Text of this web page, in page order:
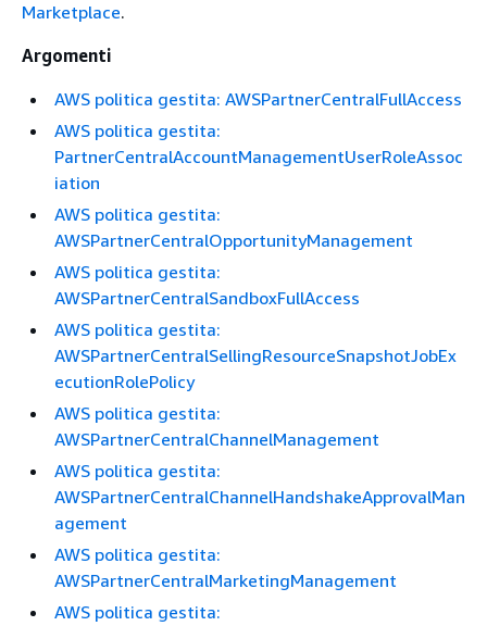
Marketplace.
Argomenti
AWS politica gestita: AWSPartnerCentralFullAccess
AWS politica gestita:
PartnerCentralAccountManagementUserRoleAssoc
iation
AWS politica gestita:
AWSPartnerCentralOpportunityManagement
AWS politica gestita:
AWSPartnerCentralSandboxFullAccess
AWS politica gestita:
AWSPartnerCentralSellingResourceSnapshotJobEx
ecutionRolePolicy
AWS politica gestita:
AWSPartnerCentralChannelManagement
AWS politica gestita:
AWSPartnerCentralChannelHandshakeApprovalMan
agement
AWS politica gestita:
AWSPartnerCentralMarketingManagement
AWS politica gestita: